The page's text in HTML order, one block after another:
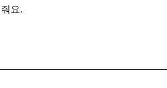
요.